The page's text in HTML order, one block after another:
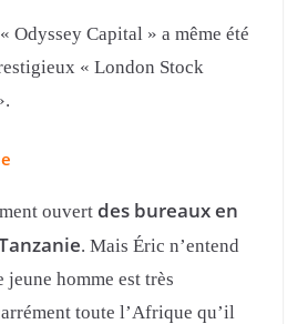
Odyssey Capital » a même été
« London Stock
ouvert des bureaux en
. Mais Éric n’entend
jeune homme est très
toute l’Afrique qu’il